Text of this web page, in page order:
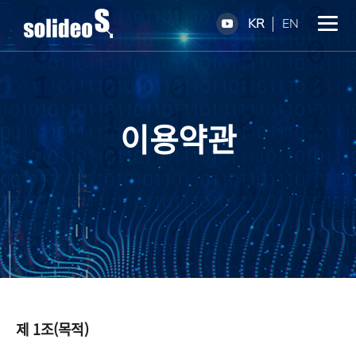
KR EN
이용약관
제 1조(목적)